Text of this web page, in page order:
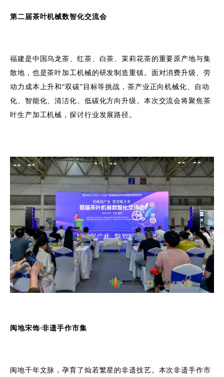
第二届茶叶机械数智化交流会
福建是中国乌龙茶、红茶、白茶、茉莉花茶的重要原产地与集
散地，也是茶叶加工机械的研发制造重镇。面对消费升级、劳
动力成本上升和“双碳”目标等挑战，茶产业正向机械化、自动
化、智能化、清洁化、低碳化方向升级。本次交流会将聚焦茶
叶生产加工机械，探讨行业发展路径。
闽地宋饰·非遗手作市集
闽地千年文脉，孕育了灿若繁星的非遗技艺。本次非遗手作市